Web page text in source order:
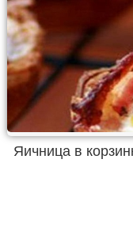
Яичница в